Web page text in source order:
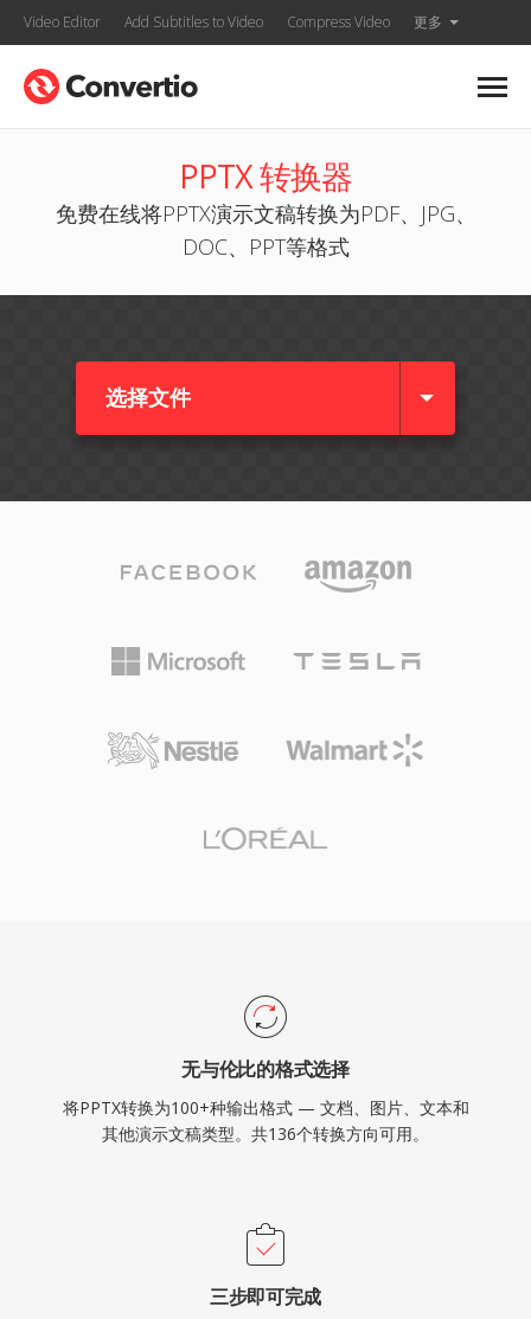
Video Editor Add Subtitles to Video Compress Video 更多
PPTX 转换器
免费在线将PPTX演示文稿转换为PDF、JPG、
DOC、PPT等格式
选择文件
无与伦比的格式选择
将PPTX转换为100+种输出格式 — 文档、图片、文本和
其他演示文稿类型。共136个转换方向可用。
三步即可完成